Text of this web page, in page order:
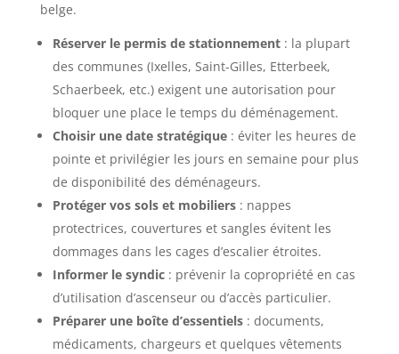
belge.
Réserver le permis de stationnement: la plupart
des communes (Ixelles, Saint-Gilles, Etterbeek,
Schaerbeek, etc.) exigent une autorisation pour
bloquer une place le temps du déménagement.
Choisir une date stratégique: éviter les heures de
pointe et privilégier les jours en semaine pour plus
de disponibilité des déménageurs.
Protéger vos sols et mobiliers: nappes
protectrices, couvertures et sangles évitent les
dommages dans les cages d’escalier étroites.
Informer le syndic: prévenir la copropriété en cas
d’utilisation d’ascenseur ou d’accès particulier.
Préparer une boîte d’essentiels: documents,
médicaments, chargeurs et quelques vêtements